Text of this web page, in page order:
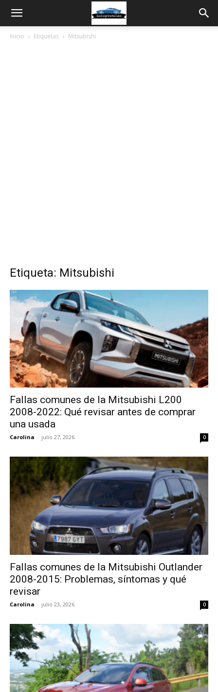
Inicio Etiquetas Mitsubishi
Etiqueta: Mitsubishi
Fallas comunes de la Mitsubishi L200
2008-2022: Qué revisar antes de comprar
una usada
Carolina - julio 27, 2026 0
Fallas comunes de la Mitsubishi Outlander
2008-2015: Problemas, síntomas y qué
revisar
Carolina - julio 23, 2026 0